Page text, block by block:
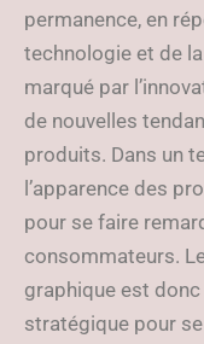
permanence, en
technologie et de
marqué par
de nouvelles
produits. Dans un
l’apparence des
pour se faire
consommateurs.
graphique est
stratégique pour